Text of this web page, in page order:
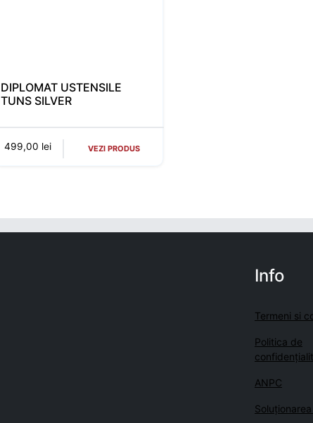
DIPLOMAT USTENSILE
TUNS SILVER
499,00 lei VEZI PRODUS
Info
Termeni si
Politica de
ANPC